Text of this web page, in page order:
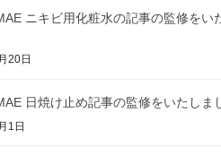
ニキビ用化粧水の記事の監修をい
20日
日焼け止め記事の監修をいたしま
1日